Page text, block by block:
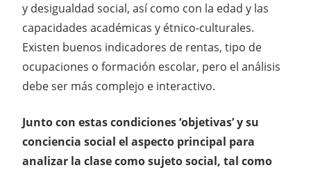
y desigualdad social, así como con la edad y las
capacidades académicas y étnico-culturales.
Existen buenos indicadores de rentas, tipo de
ocupaciones o formación escolar, pero el análisis
debe ser más complejo e interactivo.
Junto con estas condiciones ‘objetivas’ y su
conciencia social el aspecto principal para
analizar la clase como sujeto social, tal como